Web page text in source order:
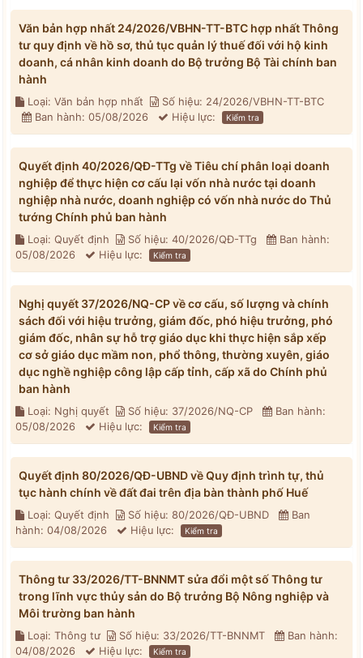
Văn bản hợp nhất 24/2026/VBHN-TT-BTC hợp nhất Thông
tư quy định về hồ sơ, thủ tục quản lý thuế đối với hộ kinh
doanh, cá nhân kinh doanh do Bộ trưởng Bộ Tài chính ban
hành
Loại: Văn bản hợp nhất
Số hiệu: 24/2026/VBHN-TT-BTC
Ban hành: 05/08/2026
Hiệu lực: Kiểm tra
Quyết định 40/2026/QĐ-TTg về Tiêu chí phân loại doanh
nghiệp để thực hiện cơ cấu lại vốn nhà nước tại doanh
nghiệp nhà nước, doanh nghiệp có vốn nhà nước do Thủ
tướng Chính phủ ban hành
Loại: Quyết định Số hiệu: 40/2026/QĐ-TTg
Ban hành:
05/08/2026
Hiệu lực: Kiểm tra
Nghị quyết 37/2026/NQ-CP về cơ cấu, số lượng và chính
sách đối với hiệu trưởng, giám đốc, phó hiệu trưởng, phó
giám đốc, nhân sự hỗ trợ giáo dục khi thực hiện sắp xếp
cơ sở giáo dục mầm non, phổ thông, thường xuyên, giáo
dục nghề nghiệp công lập cấp tỉnh, cấp xã do Chính phủ
ban hành
Loại: Nghị quyết Số hiệu: 37/2026/NQ-CP
Ban hành:
05/08/2026
Hiệu lực: Kiểm tra
Quyết định 80/2026/QĐ-UBND về Quy định trình tự, thủ
tục hành chính về đất đai trên địa bàn thành phố Huế
Loại: Quyết định Số hiệu: 80/2026/QĐ-UBND
Ban
hành: 04/08/2026
Hiệu lực: Kiểm tra
Thông tư 33/2026/TT-BNNMT sửa đổi một số Thông tư
trong lĩnh vực thủy sản do Bộ trưởng Bộ Nông nghiệp và
Môi trường ban hành
Loại: Thông tư Số hiệu: 33/2026/TT-BNNMT
Ban hành:
04/08/2026
Hiệu lực: Kiểm tra